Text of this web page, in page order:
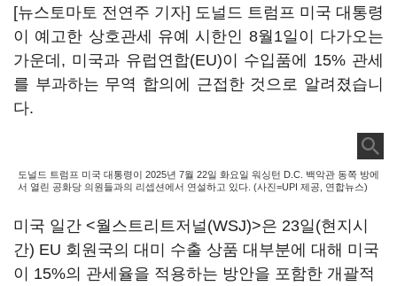
[뉴스토마토 전연주 기자] 도널드 트럼프 미국 대통령
이 예고한 상호관세 유예 시한인 8월1일이 다가오는
가운데, 미국과 유럽연합(EU)이 수입품에 15% 관세
를 부과하는 무역 합의에 근접한 것으로 알려졌습니
다.
도널드 트럼프 미국 대통령이 2025년 7월 22일 화요일 워싱턴 D.C. 백악관 동쪽 방에
서 열린 공화당 의원들과의 리셉션에서 연설하고 있다. (사진=UPI 제공, 연합뉴스)
미국 일간 <월스트리트저널(WSJ)>은 23일(현지시
간) EU 회원국의 대미 수출 상품 대부분에 대해 미국
이 15%의 관세율을 적용하는 방안을 포함한 개괄적